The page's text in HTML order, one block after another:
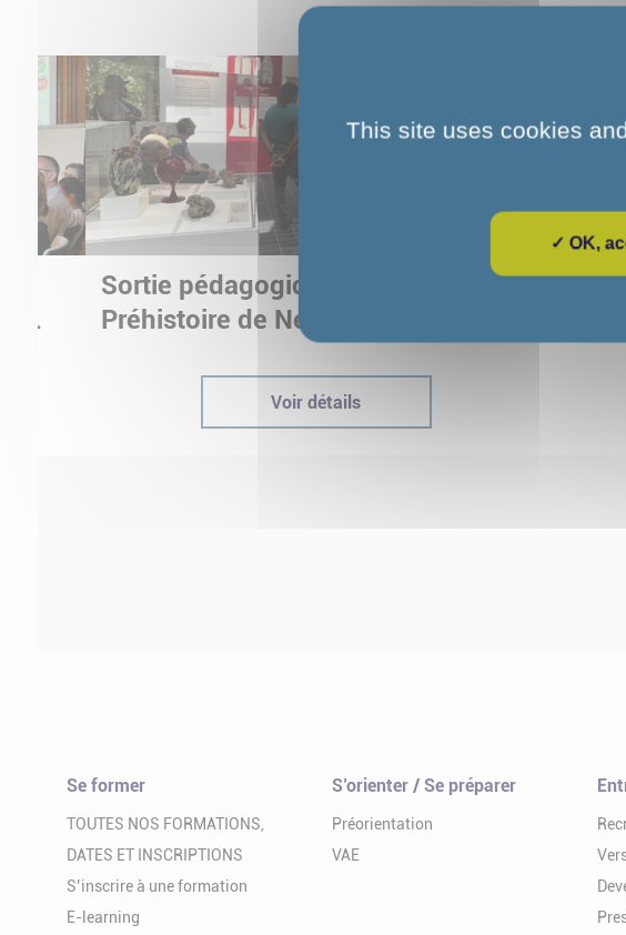
Sortie pédagogique au Musée de
Préhistoire de Nemours : apprendre
Voir détails
L'art
Se former
TOUTES NOS FORMATIONS,
DATES ET INSCRIPTIONS
S’inscrire à une formation
E-learning
S’orienter / Se préparer
Préorientation
VAE
This site uses cookies
✓ OK,